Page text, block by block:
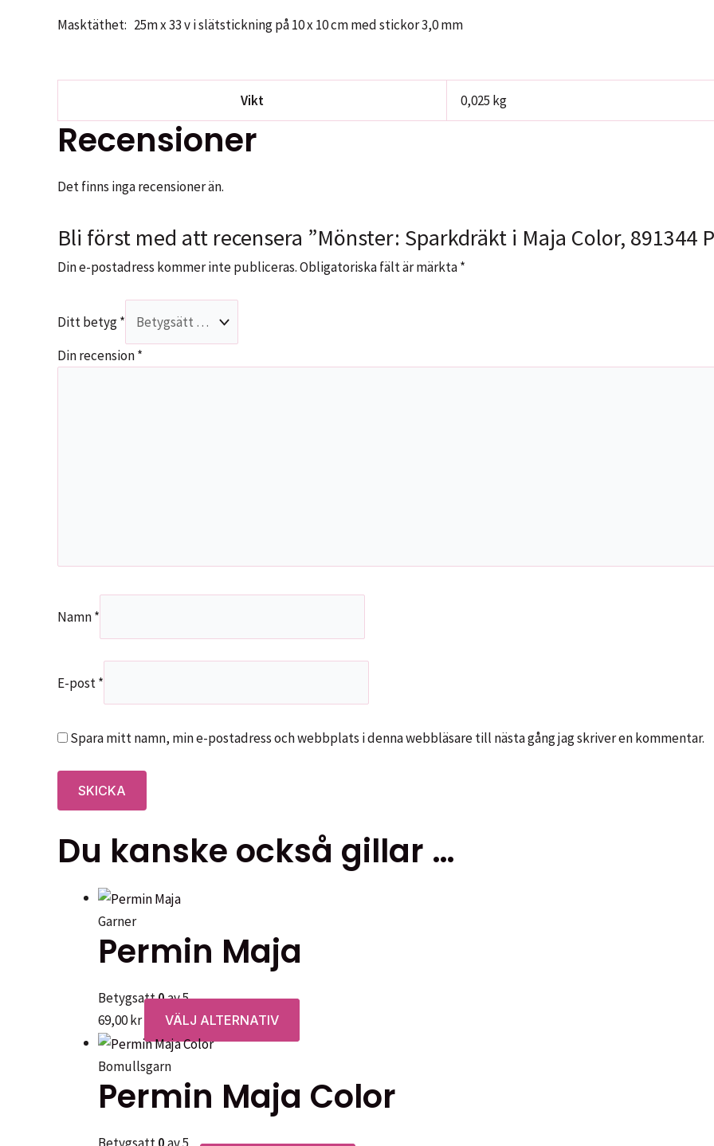
Masktäthet: 25m x 33 v i slätstickning på 10 x 10 cm med stickor 3,0 mm
Vikt 0,025 kg
Recensioner
Det finns inga recensioner än.
Bli först med att recensera ”Mönster: Sparkdräkt i Maja Color, 891344
Din e-postadress kommer inte publiceras.Obligatoriska fält är märkta*
Ditt betyg*
Din recension*
Namn*
E-post*
Spara mitt namn, min e-postadress och webbplats i denna webbläsare till nästa gång jag skriver en kommentar.
Du kanske också gillar …
Garner
Permin Maja
Betygsatt0av 5
69,00kr VÄLJ ALTERNATIV
här
har
flera
Bomullsgarn
Permin Maja Color